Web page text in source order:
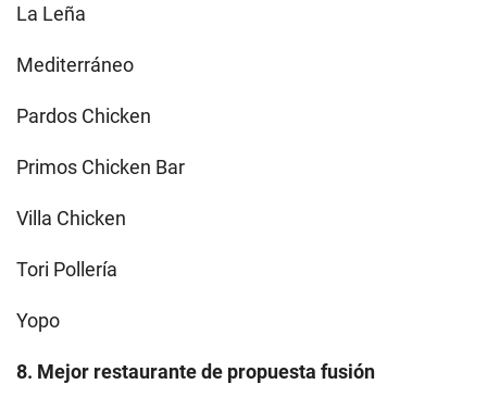
La Leña
Mediterráneo
Pardos Chicken
Primos Chicken Bar
Villa Chicken
Tori Pollería
Yopo
8. Mejor restaurante de propuesta fusión